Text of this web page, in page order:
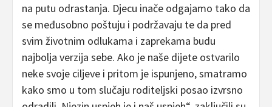
na putu odrastanja. Djecu inače odgajamo tako da
se međusobno poštuju i podržavaju te da pred
svim životnim odlukama i zaprekama budu
najbolja verzija sebe. Ako je naše dijete ostvarilo
neke svoje ciljeve i pritom je ispunjeno, smatramo
kako smo u tom slučaju roditeljski posao izvrsno